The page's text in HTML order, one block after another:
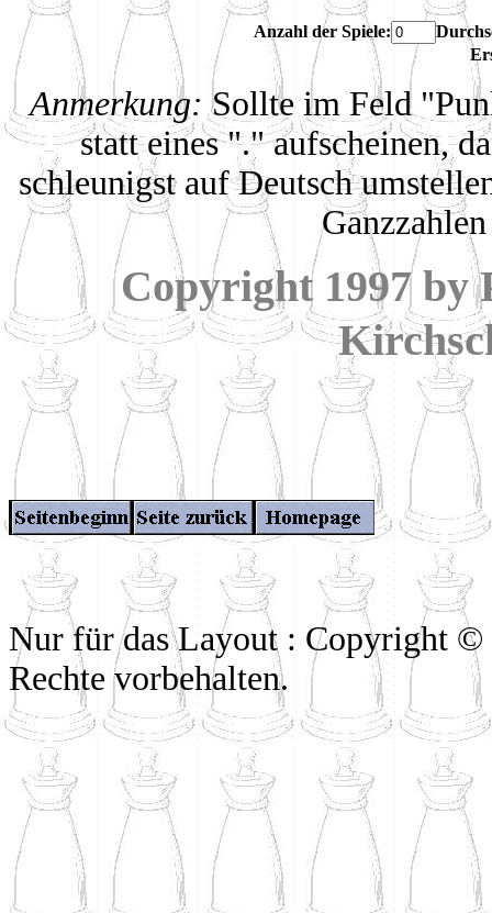
Anzahl der Spiele:
Anmerkung: Sollte im Feld
statt eines "." aufscheinen,
schleunigst auf Deutsch
Copyright 1997 by
Nur für das Layout : Copyright
Rechte vorbehalten.